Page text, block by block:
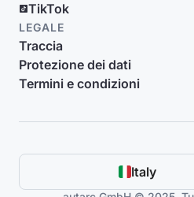
TikTok
LEGALE
Traccia
Protezione dei dati
Termini e condizioni
Italy